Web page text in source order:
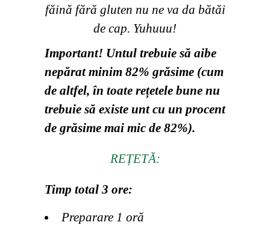
făină fără gluten nu ne va da bătăi
de cap. Yuhuuu!
Important! Untul trebuie să aibe
nepărat minim 82% grăsime (cum
de altfel, în toate rețetele bune nu
trebuie să existe unt cu un procent
de grăsime mai mic de 82%).
REȚETĂ:
Timp total 3 ore:
Preparare 1 oră